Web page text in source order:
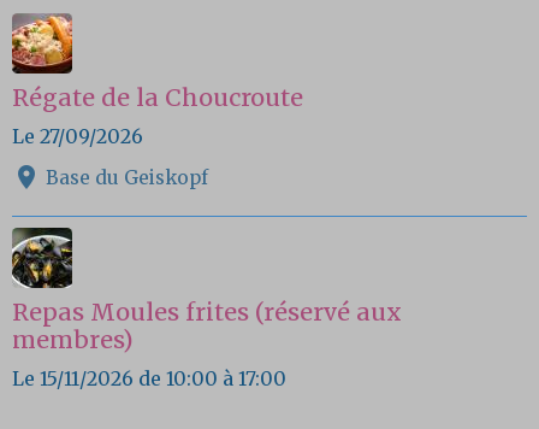
Régate de la Choucroute
Le 27/09/2026
Base du Geiskopf
Repas Moules frites (réservé aux
membres)
Le 15/11/2026 de 10:00 à 17:00